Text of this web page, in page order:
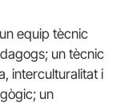
equip tècnic
un tècnic
interculturalitat i
un